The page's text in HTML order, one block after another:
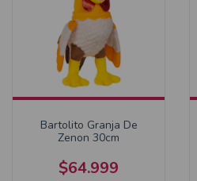
Bartolito Granja De
Zenon 30cm
$64.999